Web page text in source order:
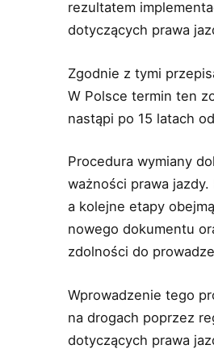
rezultatem
dotyczących prawa
Zgodnie z tymi
W Polsce termin ten
nastąpi po 15 latach
Procedura wymiany
ważności prawa
a kolejne etapy
nowego dokumentu
zdolności do
Wprowadzenie tego
na drogach poprzez
dotyczących prawa